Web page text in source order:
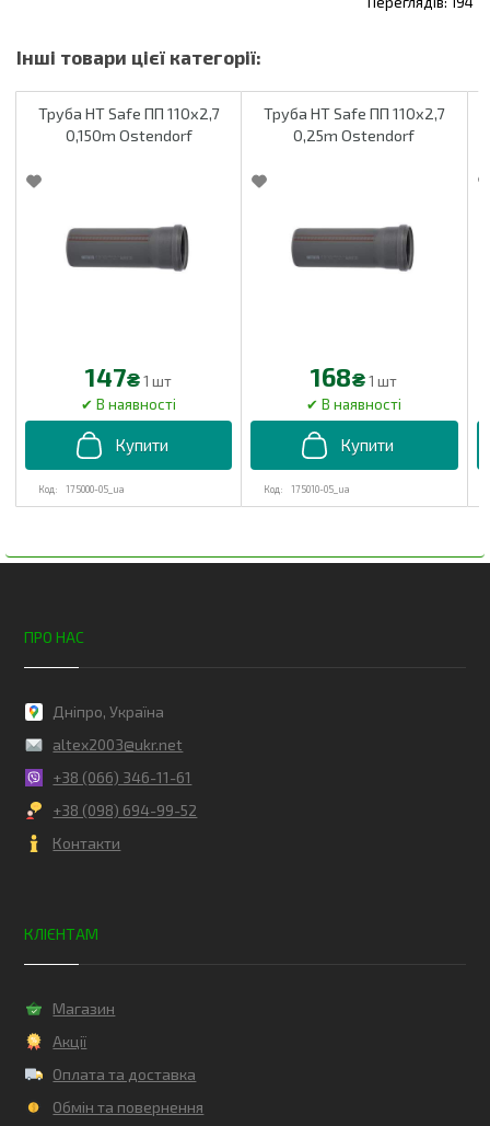
Труба HT Safe ПП 110х2,7
0,150m Ostendorf
175000-05_ua
147₴1 шт
Труба HT Safe ПП 110х2,7
0,25m Ostendorf
175010-05_ua
168₴ 1 шт
ПРО НАС
Дніпро, Україна
altex2003@ukr.net
+38 (066) 346-11-61
+38 (098) 694-99-52
Контакти
КЛІЄНТАМ
Магазин
Акції
Оплата та доставка
Обмін та повернення